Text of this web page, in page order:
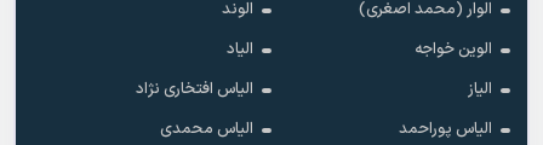
الوار (محمد اصغری)
الوند
الوین خواجه
الیاد
الیاز
الیاس افتخاری نژاد
الیاس پوراحمد
الیاس محمدی